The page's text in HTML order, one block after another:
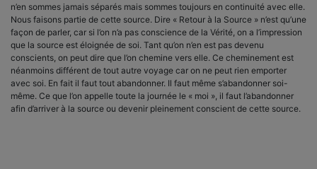
n’en sommes jamais séparés mais sommes toujours en continuité avec elle.
Nous faisons partie de cette source. Dire « Retour à la Source » n’est qu’une
façon de parler, car si l’on n’a pas conscience de la Vérité, on a l’impression
que la source est éloignée de soi. Tant qu’on n’en est pas devenu
conscients, on peut dire que l’on chemine vers elle. Ce cheminement est
néanmoins différent de tout autre voyage car on ne peut rien emporter
avec soi. En fait il faut tout abandonner. Il faut même s’abandonner soi-
même. Ce que l’on appelle toute la journée le « moi », il faut l’abandonner
afin d’arriver à la source ou devenir pleinement conscient de cette source.